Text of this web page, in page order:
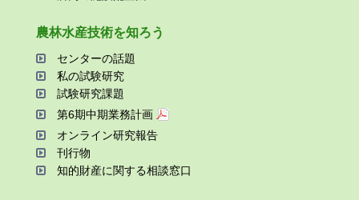
農林⽔産技術を知ろう
センターの話題
私の試験研究
試験研究課題
第6期中期業務計画
オンライン研究報告
刊⾏物
知的財産に関する相談窓⼝